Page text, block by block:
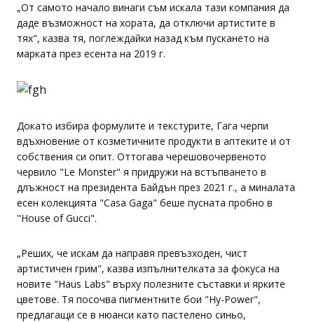
„От самото начало винаги съм искала тази компания да
даде възможност на хората, да отключи артистите в
тях", казва тя, поглеждайки назад към пускането на
марката през есента на 2019 г.
Докато избира формулите и текстурите, Гага черпи
вдъхновение от козметичните продукти в аптеките и от
собствения си опит. Оттогава черешовочервеното
червило "Le Monster" я придружи на встъпването в
длъжност на президента Байдън през 2021 г., а миналата
есен колекцията "Casa Gaga" беше пусната пробно в
"House of Gucci".
„Реших, че искам да направя превъзходен, чист
артистичен грим", казва изпълнителката за фокуса на
новите "Haus Labs" върху полезните съставки и ярките
цветове. Тя посочва пигментните бои "Hy-Power",
предлагащи се в нюанси като пастелено синьо,